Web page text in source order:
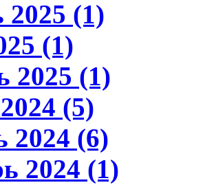
2025 (1)
(1)
2025 (1)
(5)
2024 (6)
2024 (1)